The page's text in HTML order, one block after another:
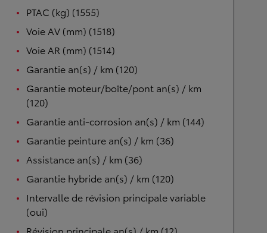
PTAC (kg) (1555)
Voie AV (mm) (1518)
Voie AR (mm) (1514)
Garantie an(s) / km (120)
Garantie moteur/boîte/pont an(s) / km
(120)
Garantie anti-corrosion an(s) / km (144)
Garantie peinture an(s) / km (36)
Assistance an(s) / km (36)
Garantie hybride an(s) / km (120)
Intervalle de révision principale variable
(oui)